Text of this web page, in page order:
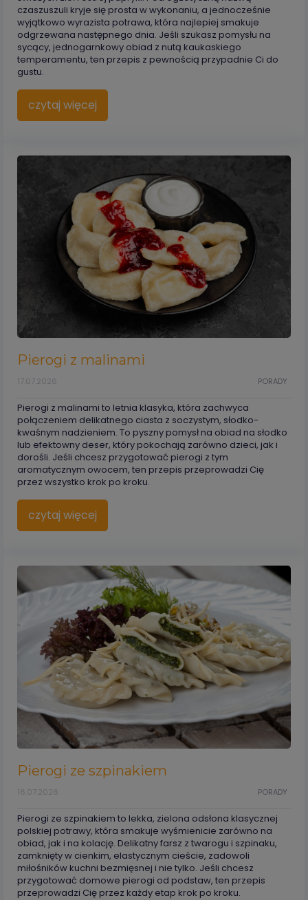
czaszuszuli kryje się prosta w wykonaniu, a jednocześnie
wyjątkowo wyrazista potrawa, która najlepiej smakuje
odgrzewana następnego dnia. Jeśli szukasz pomysłu na
sycący, jednogarnkowy obiad z nutą kaukaskiego
temperamentu, ten przepis z pewnością przypadnie Ci do
gustu.
czytaj więcej
Pierogi z malinami
PORADY
17.07.2026
Pierogi z malinami to letnia klasyka, która zachwyca
połączeniem delikatnego ciasta z soczystym, słodko-
kwaśnym nadzieniem. To pyszny pomysł na obiad na słodko
lub efektowny deser, który pokochają zarówno dzieci, jak i
dorośli. Jeśli chcesz przygotować pierogi z tym
aromatycznym owocem, ten przepis przeprowadzi Cię
przez wszystko krok po kroku.
czytaj więcej
Pierogi ze szpinakiem
PORADY
16.07.2026
Pierogi ze szpinakiem to lekka, zielona odsłona klasycznej
polskiej potrawy, która smakuje wyśmienicie zarówno na
obiad, jak i na kolację. Delikatny farsz z twarogu i szpinaku,
zamknięty w cienkim, elastycznym cieście, zadowoli
miłośników kuchni bezmięsnej i nie tylko. Jeśli chcesz
przygotować domowe pierogi od podstaw, ten przepis
przeprowadzi Cię przez każdy etap krok po kroku.